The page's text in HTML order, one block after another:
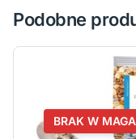
Podobne
BRAK W